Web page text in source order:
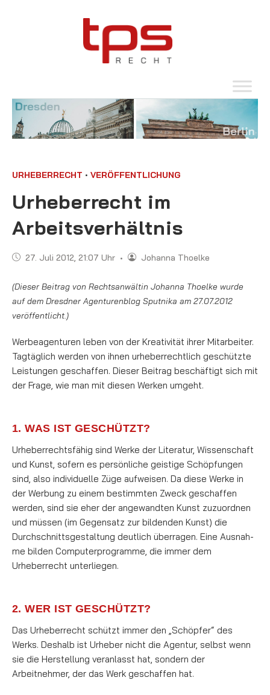
URHEBERRECHT • VERÖFFENTLICHUNG
Urheberrecht im
Arbeitsverhältnis
27. Juli 2012, 21:07 Uhr • Johanna Thoelke
(Dieser Beitrag von Rechtsanwältin Johanna Thoelke wurde
auf dem Dresdner Agenturenblog Sputnika am 27.07.2012
veröffentlicht.)
Werbeagenturen leben von der Kreativität ihrer Mitarbeiter.
Tagtäglich werden von ihnen ur­heber­recht­­lich geschützte
Leistungen geschaffen. Dieser Beitrag beschäftigt sich mit
der Fra­ge, wie man mit diesen Werken umgeht.
1. WAS IST GESCHÜTZT?
Urheberrechtsfähig sind Werke der Literatur, Wissenschaft
und Kunst, sofern es persönliche geistige Schöp­­fun­gen
sind, also individuelle Züge aufweisen. Da diese Wer­­ke in
der Werbung zu einem be­stimmten Zweck geschaffen
werden, sind sie eher der angewandten Kunst zuzuordnen
und müssen (im Gegensatz zur bildenden Kunst) die
Durchschnittsgestaltung deutlich überragen. Eine Aus­nah­
me bil­­den Computerprogramme, die immer dem
Urheberrecht unterlie­gen.
2. WER IST GESCHÜTZT?
Das Urheberrecht schützt immer den „Schöpfer“ des
Werks. Deshalb ist Urheber nicht die Agentur, selbst wenn
sie die Herstellung veranlasst hat, sondern der
Arbeitnehmer, der das Werk geschaffen hat.